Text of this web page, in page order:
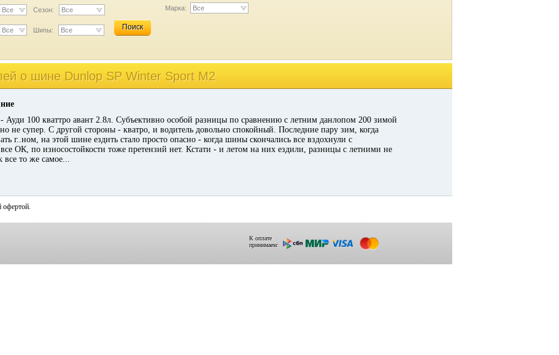
Все Сезон: Все
Все Шипы: Все Поиск
Марка: Все
o шине Dunlop SP Winter Sport M2
100 кваттро авант 2.8л. Субъективно особой разницы по сравнению с летним данлопом 200 зимой
не супер. С другой стороны - кватро, и водитель довольно спокойный. Последние пару зим, когда
г..ном, на этой шине ездить стало просто опасно - когда шины скончались все вздохнули с
ОК, по износостойкости тоже претензий нет. Кстати - и летом на них ездили, разницы с летними не
все то же самое...
офертой.
К оплате
принимаем: